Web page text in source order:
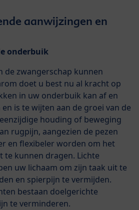
aanwijzingen en
onderbuik
de zwangerschap kunnen
doet u best nu al kracht op
in uw onderbuik kan af en
is te wijten aan de groei van de
houding of beweging
rugpijn, aangezien de pezen
en flexibeler worden om het
te kunnen dragen. Lichte
uw lichaam om zijn taak uit te
en spierpijn te vermijden.
bestaan doelgerichte
te verminderen.